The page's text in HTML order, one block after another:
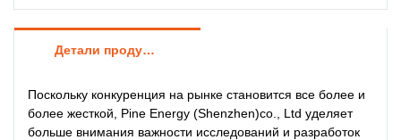
Детали продуктов
Поскольку конкуренция на рынке становится все более и
более жесткой, Pine Energy (Shenzhen)co., Ltd уделяет
больше внимания важности исследований и разработок